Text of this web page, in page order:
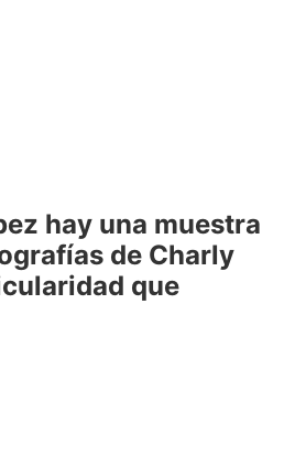
hay una muestra
de Charly
que